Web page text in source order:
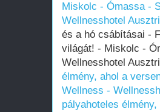
Miskolc - Ómassa -
Wellnesshotel
és a hó csábításai -
világát! - Miskolc -
Wellnesshotel
élmény, ahol a
Wellness -
pályahoteles